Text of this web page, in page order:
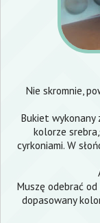
Nie skromnie,
Bukiet wykonany
kolorze
cyrkoniami. W
Muszę odebrać
dopasowany